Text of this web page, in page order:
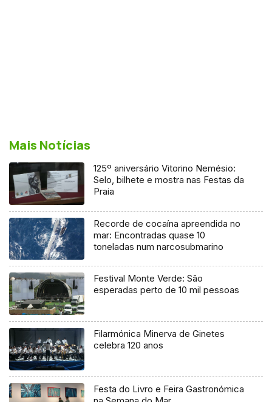
Mais Notícias
125º aniversário Vitorino Nemésio:
Selo, bilhete e mostra nas Festas da
Praia
Recorde de cocaína apreendida no
mar: Encontradas quase 10
toneladas num narcosubmarino
Festival Monte Verde: São
esperadas perto de 10 mil pessoas
Filarmónica Minerva de Ginetes
celebra 120 anos
Festa do Livro e Feira Gastronómica